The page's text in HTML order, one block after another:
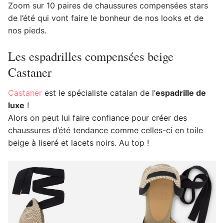
Zoom sur 10 paires de chaussures compensées stars
de l’été qui vont faire le bonheur de nos looks et de
nos pieds.
Les espadrilles compensées beige
Castaner
Castaner est le spécialiste catalan de l’espadrille de
luxe !
Alors on peut lui faire confiance pour créer des
chaussures d’été tendance comme celles-ci en toile
beige à liseré et lacets noirs. Au top !